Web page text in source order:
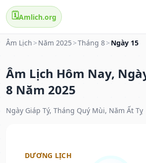
🗓️Amlich.org
Âm Lịch > Năm 2025 >Tháng 8> Ngày 15
Âm Lịch Hôm Nay,
8 Năm 2025
Ngày Giáp Tý, Tháng Quý Mùi, Năm Ất Tỵ
DƯƠNG LỊCH